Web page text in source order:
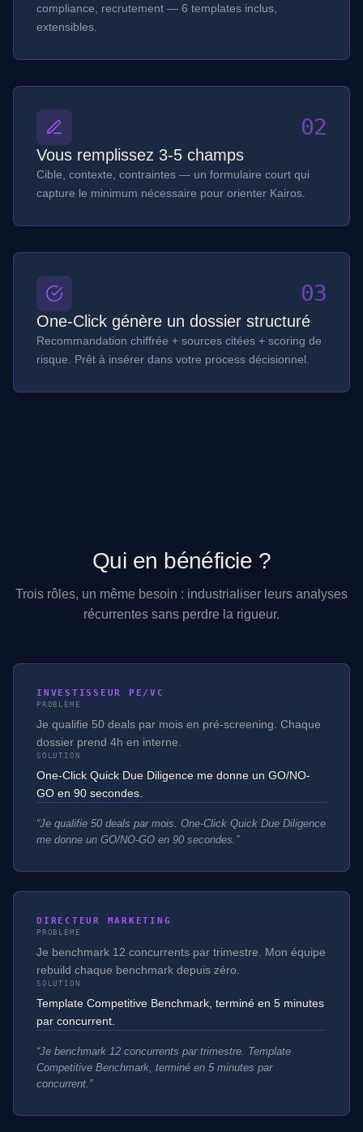
compliance, recrutement — 6 templates inclus,
extensibles.
02
Vous remplissez 3-5 champs
Cible, contexte, contraintes — un formulaire court qui
capture le minimum nécessaire pour orienter Kairos.
03
One-Click génère un dossier structuré
Recommandation chiffrée + sources citées + scoring de
risque. Prêt à insérer dans votre process décisionnel.
Qui en bénéficie ?
Trois rôles, un même besoin : industrialiser leurs analyses
récurrentes sans perdre la rigueur.
INVESTISSEUR PE/VC
PROBLÈME
Je qualifie 50 deals par mois en pré-screening. Chaque
dossier prend 4h en interne.
SOLUTION
One-Click Quick Due Diligence me donne un GO/NO-
GO en 90 secondes.
“Je qualifie 50 deals par mois. One-Click Quick Due Diligence
me donne un GO/NO-GO en 90 secondes. ”
DIRECTEUR MARKETING
PROBLÈME
Je benchmark 12 concurrents par trimestre. Mon équipe
rebuild chaque benchmark depuis zéro.
SOLUTION
Template Competitive Benchmark, terminé en 5 minutes
par concurrent.
“Je benchmark 12 concurrents par trimestre. Template
Competitive Benchmark, terminé en 5 minutes par
concurrent. ”